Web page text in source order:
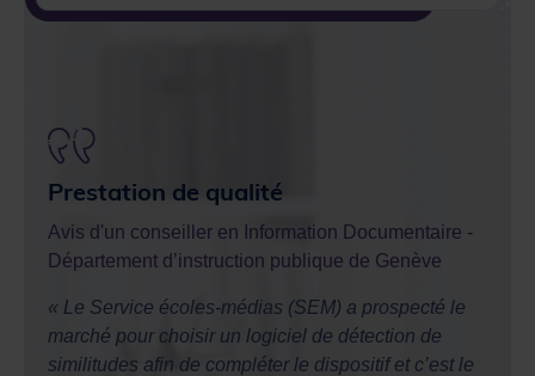
Prestation de qualité
Avis d'un conseiller en Information Documentaire -
Département d’instruction publique de Genève
« Le Service écoles-médias (SEM) a prospecté le
marché pour choisir un logiciel de détection de
similitudes afin de compléter le dispositif et c’est le